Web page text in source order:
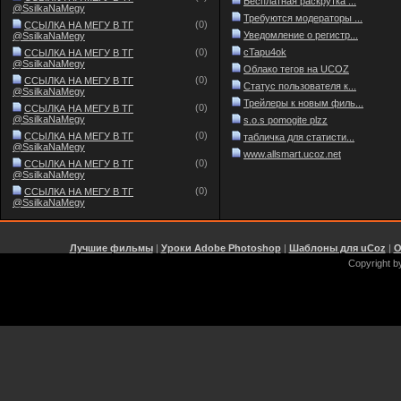
<br><!-- /Header
@SsilkaNaMegy
ССЫЛКА НА МЕГУ В ТГ
@SsilkaNaMegy
(0)
ССЫЛКА НА МЕГУ В ТГ
@SsilkaNaMegy
(0)
ССЫЛКА НА МЕГУ В ТГ
@SsilkaNaMegy
(0)
ССЫЛКА НА МЕГУ В ТГ
@SsilkaNaMegy
(0)
ССЫЛКА НА МЕГУ В ТГ
@SsilkaNaMegy
(0)
ССЫЛКА НА МЕГУ В ТГ
@SsilkaNaMegy
(0)
ССЫЛКА НА МЕГУ В ТГ
@SsilkaNaMegy
(0)
Требуются модераторы ...
Уведомление о регистр...
cTapu4ok
Облако тегов на UCOZ
Статус пользователя к...
Трейлеры к новым филь...
s.o.s pomogite plzz
табличка для статисти...
www.allsmart.ucoz.net
Лучшие фильмы| Уроки Adobe Photoshop| Шаблоны для uCoz |
Copyright